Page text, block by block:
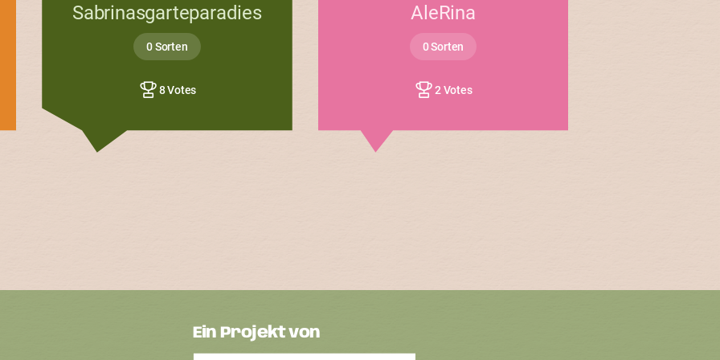
Sabrinasgarteparadies
0 Sorten
8 Votes
AleRina
0 Sorten
2 Votes
Ein Projekt von